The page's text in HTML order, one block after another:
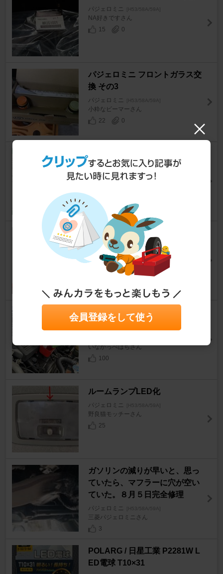
パジェロミニ [H53/58A/59A]
NA好きですさん
15
0
パジェロミニ フロントガラス交
換 その3
パジェロミニ [H53/58A/59A]
小粋なビーマーさん
22
0
フロントガラスをエンジェルガ
ード99に交換
パジェロミニ [H53/58A/59A]
ヘッドライト バルブ交換
パジェロミニ [H53/58A/59A]
機械まかせの菓子職人さん
10
手持ち在庫でフラッシングしま
した
いなかっぺはちさん
100
ルームランプLED化
パジェロミニ [H53/58A/59A]
野良猫モッチーさん
25
ガソリンの減りが早いと、思っ
ていたら、マフラーに穴が空い
ていた。８月５日完全修理
パジェロミニ [H53/58A/59A]
三菱パジェロミニさん
3
POLARG / 日星工業 P2281W L
ED電球 T10×31
会員登録をして使う